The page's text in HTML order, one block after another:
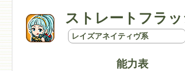
ストレートフラッ
レイズアネイティヴ系
能力表